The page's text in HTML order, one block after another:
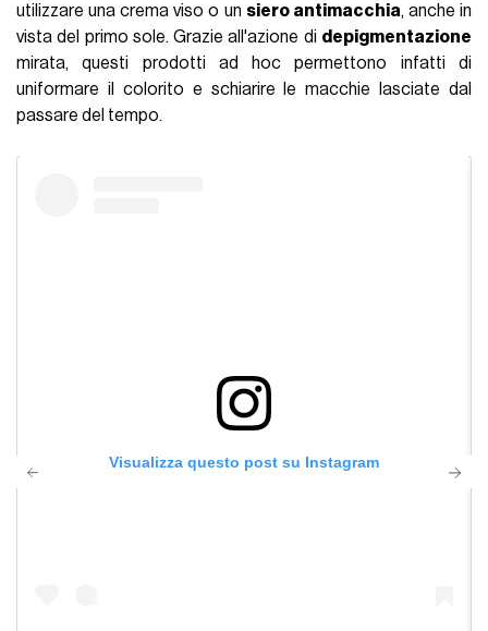
utilizzare una crema viso o un siero antimacchia, anche in
vista del primo sole. Grazie all'azione di depigmentazione
mirata, questi prodotti ad hoc permettono infatti di
uniformare il colorito e schiarire le macchie lasciate dal
passare del tempo.
Visualizza questo post su Instagram